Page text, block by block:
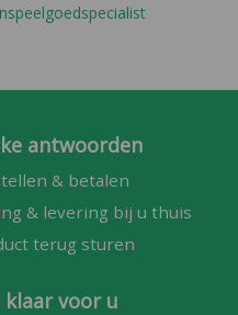
antwoorden
& betalen
& levering bij u thuis
terug sturen
voor u